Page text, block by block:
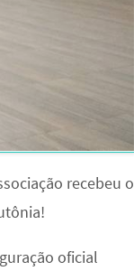
recebeu o
oficial